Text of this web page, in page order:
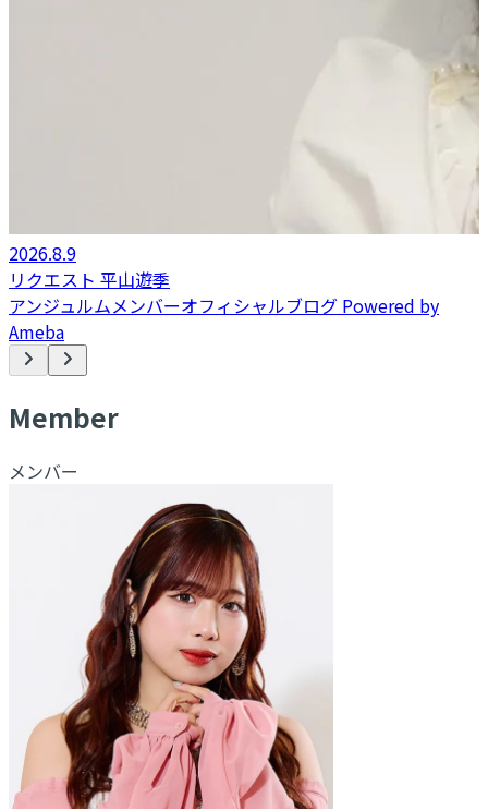
2026.8.9
リクエスト 平山遊季
アンジュルムメンバーオフィシャルブログ Powered by
Ameba
Member
メンバー